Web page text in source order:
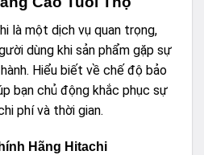
là một dịch vụ quan trọng,
dùng khi sản phẩm gặp sự
Hiểu biết về chế độ bảo
bạn chủ động khắc phục sự
phí và thời gian.
Hãng Hitachi